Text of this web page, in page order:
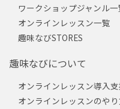
ワークショップジャンル一
オンラインレッスン一覧
趣味なびSTORES
趣味なびについて
オンラインレッスン導入
オンラインレッスンのや